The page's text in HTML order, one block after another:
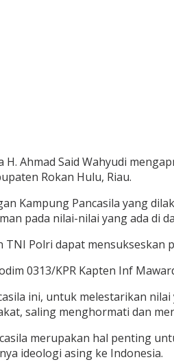
H. Ahmad Said Wahyudi
Rokan Hulu, Riau.
Kampung Pancasila yang
pada nilai-nilai yang ada di
Polri dapat mensukseskan
0313/KPR Kapten Inf
ini, untuk melestarikan
saling menghormati dan
merupakan hal penting
ideologi asing ke Indonesia.